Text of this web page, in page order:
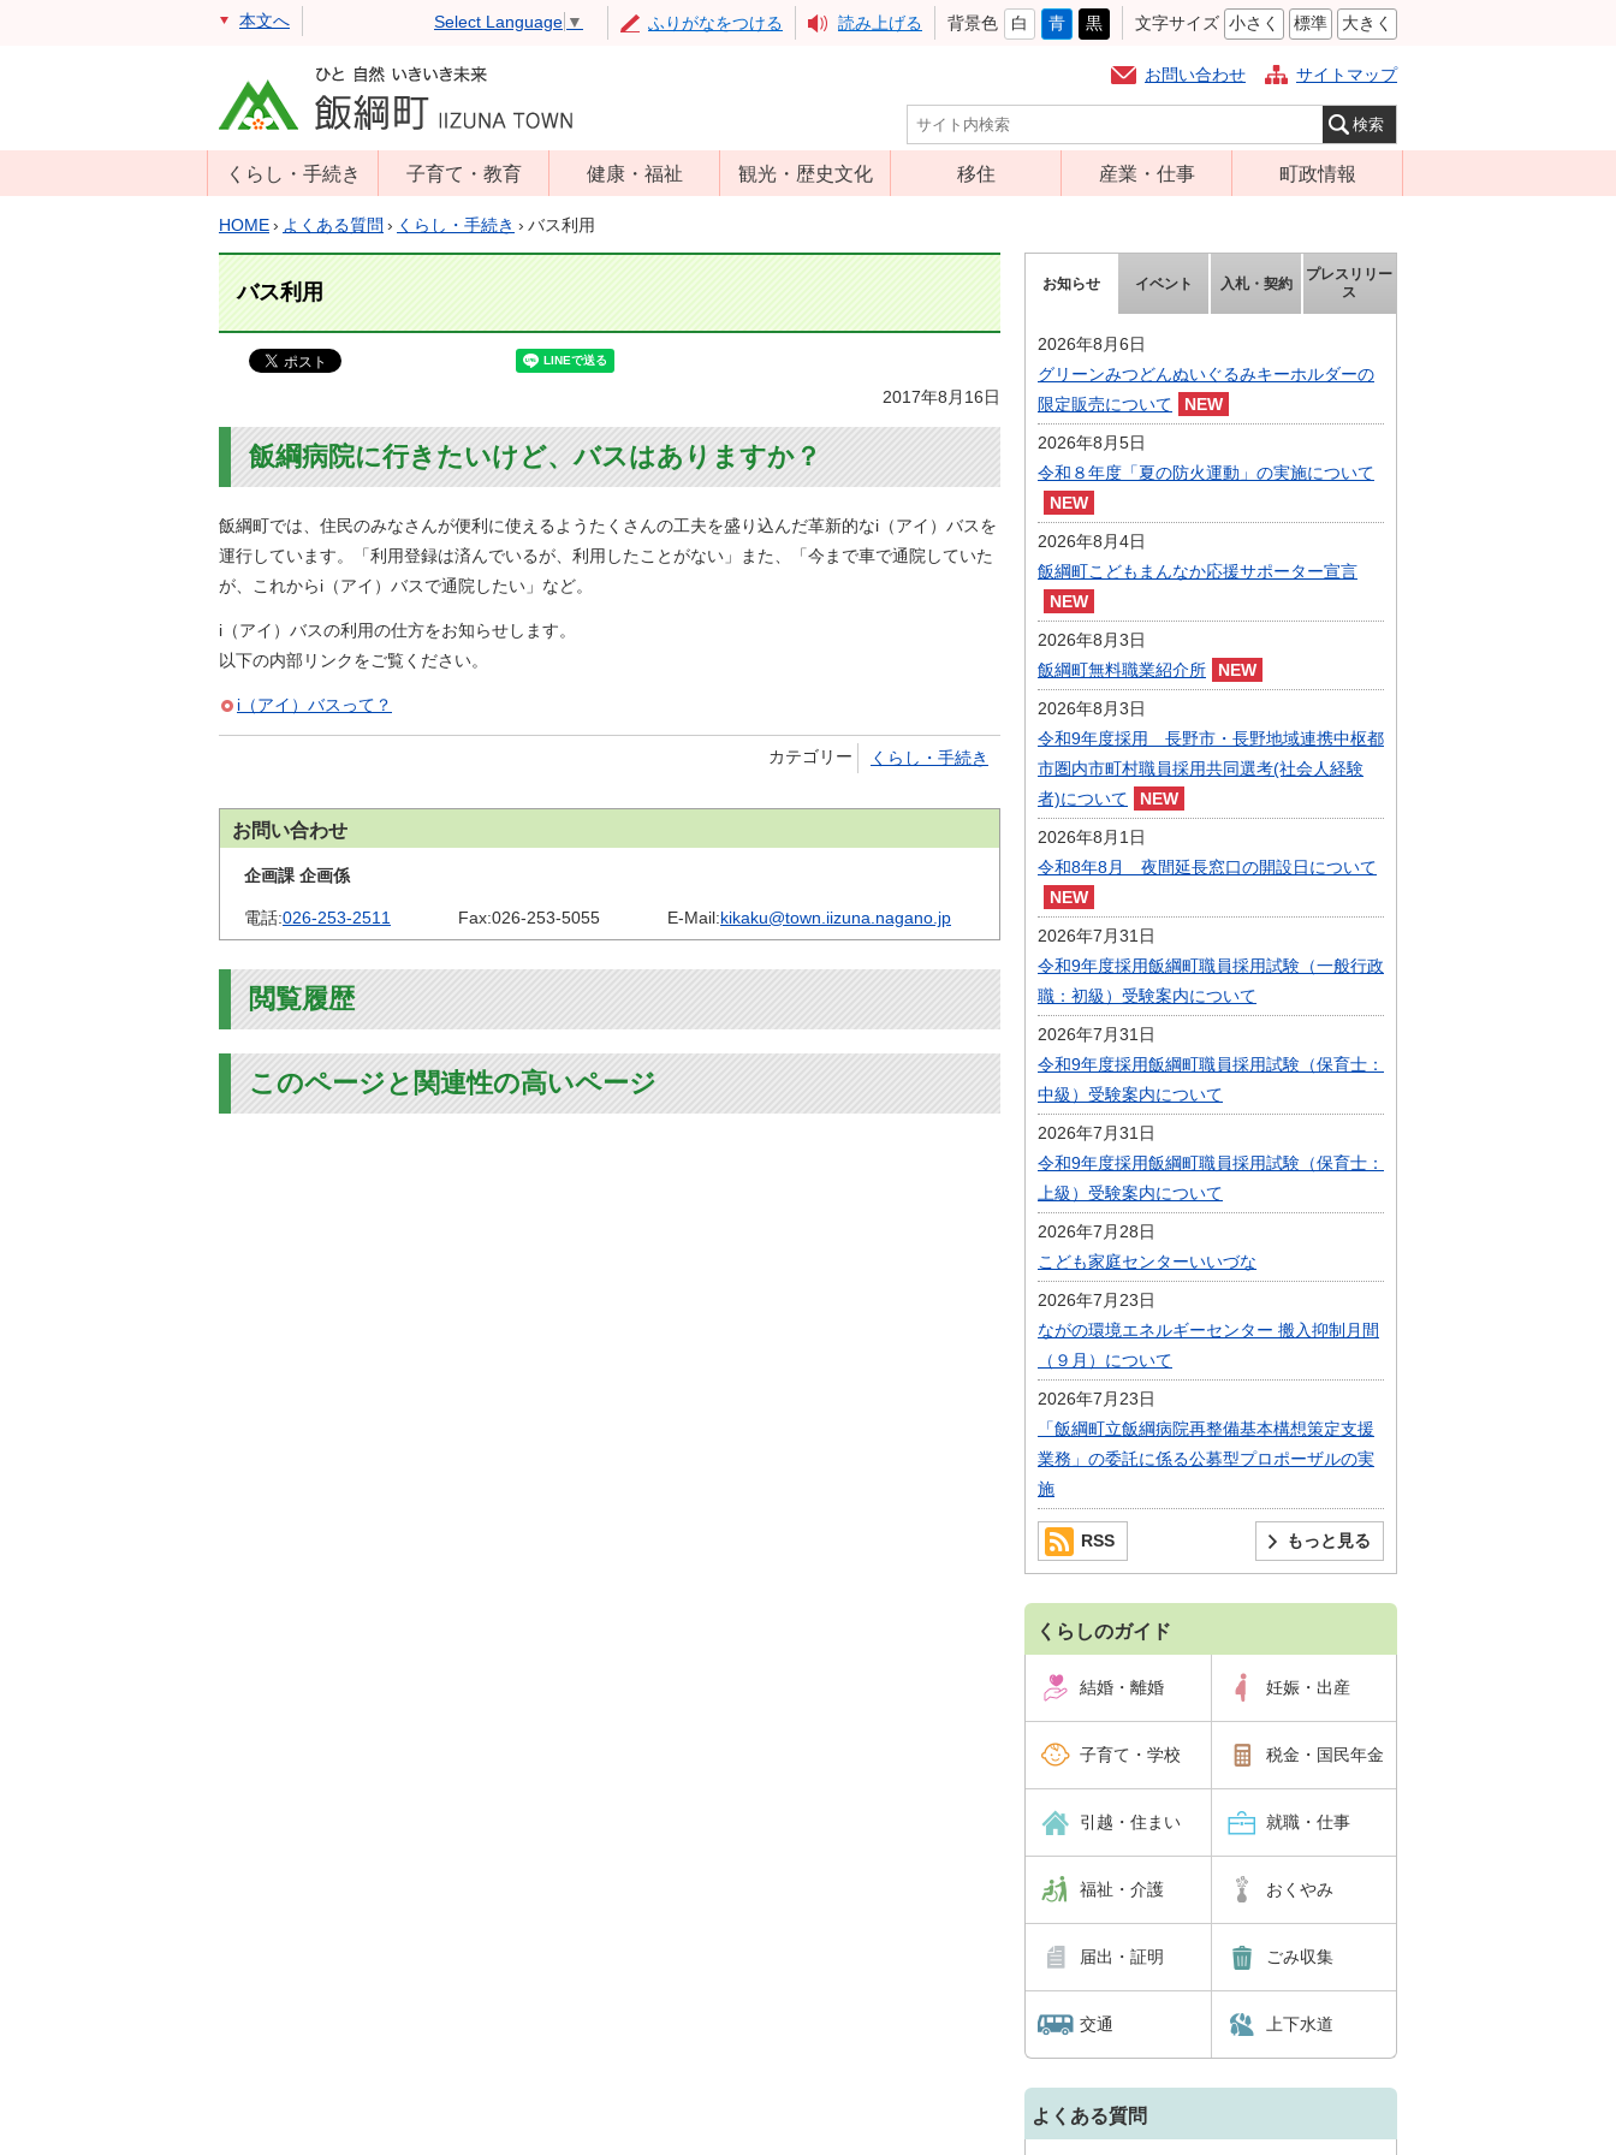
本文へ Select Language ▼ ふりがなをつける 読み上げる 背景色 白 青 黒 文字サイズ 小さく 標準 大きく
お問い合わせ サイトマップ
くらし・手続き
戸籍・住民票・
住民登録
マイナンバー
消防・防災
年金・保険
税金
住まい・土地
上下水道
子育て・教育
年齢別子育て情
生涯学習
学校教育・奨学
金
人権・平和啓発
学校給食
児童クラブ
ティスクール
健康・福祉
児童福祉
高齢者福祉
障害福祉
保健・医療
予防接種
観光・歴史文化
アップルミュー
ーツ
文化財
移住 産業・仕事
就労支援
農林業振興
届出・証明・法
令・規制
企業の税金
入札・契約
指定管理者制度
人材募集
町政情報
組織案内
庁舎案内
ふるさと納税
人事・職員募集
まちづくり
庁舎建設
HOME› よくある質問 › くらし・手続き › バス利用
バス利用
2017年8月16日
飯綱病院に行きたいけど、バスはありますか？
飯綱町では、住民のみなさんが便利に使えるようたくさんの工夫を盛り込んだ革新的なi（アイ）バスを
運行しています。「利用登録は済んでいるが、利用したことがない」また、「今まで車で通院していた
が、これからi（アイ）バスで通院したい」など。
i（アイ）バスの利用の仕方をお知らせします。
以下の内部リンクをご覧ください。
i（アイ）バスって？
カテゴリー くらし・手続き
お問い合わせ
企画課 企画係
電話:026-253-2511 Fax:026-253-5055 E-Mail:kikaku@town.iizuna.nagano.jp
閲覧履歴
このページと関連性の高いページ
お知らせ イベント 入札・契約
プレスリリー
ス
2026年8月6日
グリーンみつどんぬいぐるみキーホルダーの
限定販売について
2026年8月5日
令和８年度「夏の防火運動」の実施について
2026年8月4日
飯綱町こどもまんなか応援サポーター宣言
2026年8月3日
飯綱町無料職業紹介所
2026年8月3日
令和9年度採用 長野市・長野地域連携中枢都
市圏内市町村職員採用共同選考(社会人経験
者)について
2026年8月1日
令和8年8月 夜間延長窓口の開設日について
2026年7月31日
令和9年度採用飯綱町職員採用試験（一般行政
職：初級）受験案内について
2026年7月31日
令和9年度採用飯綱町職員採用試験（保育士：
中級）受験案内について
2026年7月31日
令和9年度採用飯綱町職員採用試験（保育士：
上級）受験案内について
2026年7月28日
こども家庭センターいいづな
2026年7月23日
ながの環境エネルギーセンター 搬入抑制月間
（９月）について
2026年7月23日
「飯綱町立飯綱病院再整備基本構想策定支援
業務」の委託に係る公募型プロポーザルの実
施
もっと見る
RSS
くらしのガイド
結婚・離婚 妊娠・出産
子育て・学校 税金・国民年金
引越・住まい 就職・仕事
福祉・介護 おくやみ
届出・証明 ごみ収集
交通 上下水道
よくある質問